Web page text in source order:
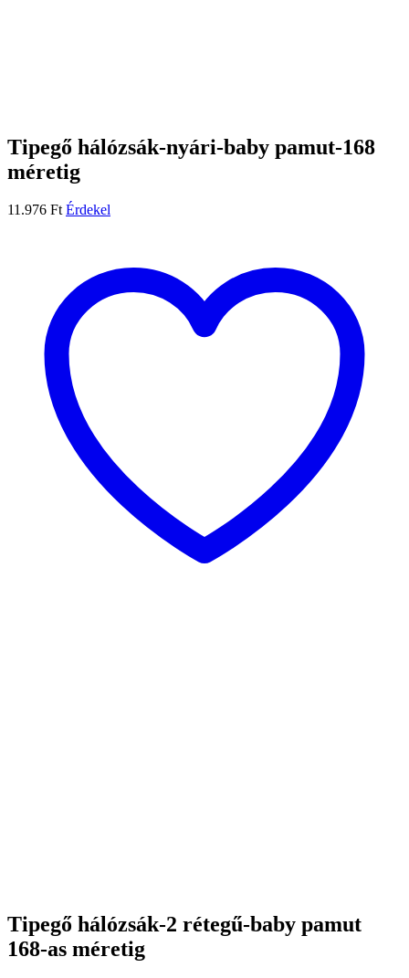
Tipegő hálózsák-nyári-baby pamut-168
méretig
11.976 Ft Érdekel
Tipegő hálózsák-2 rétegű-baby pamut
168-as méretig